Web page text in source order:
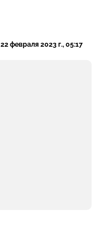
22 февраля 2023 г., 05:17